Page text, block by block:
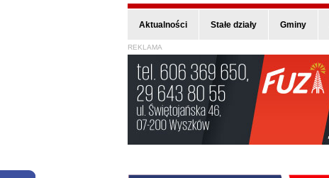
Aktualności Stałe działy Gminy
REKLAMA